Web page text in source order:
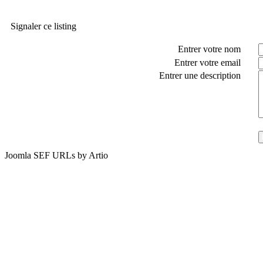
Signaler ce listing
Entrer votre nom
Entrer votre email
Entrer une description
Joomla SEF URLs by Artio